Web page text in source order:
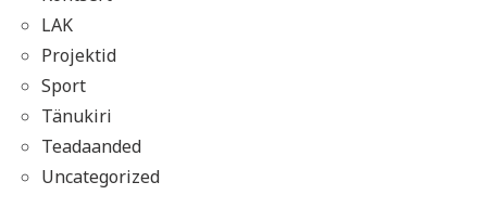
LAK
Projektid
Sport
Tänukiri
Teadaanded
Uncategorized